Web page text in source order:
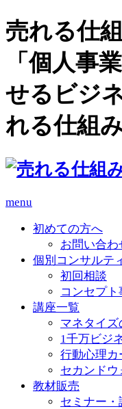
売れる
「個人事
せるビジ
れる仕組
menu
初めての方へ
お問い合わ
個別コンサルテ
初回相談
コンセプト
講座一覧
マネタイズ
1千万ビジ
行動心理カ
セカンド
教材販売
セミナー